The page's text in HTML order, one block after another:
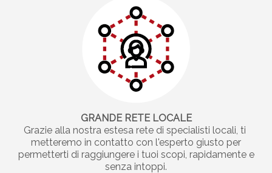
GRANDE RETE LOCALE
Grazie alla nostra estesa rete di specialisti locali, ti
metteremo in contatto con l'esperto giusto per
permetterti di raggiungere i tuoi scopi, rapidamente e
senza intoppi.